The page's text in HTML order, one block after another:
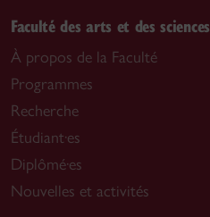
Faculté des arts et des sciences
À propos de la Faculté
Programmes
Recherche
Étudiant·es
Diplômé·es
Nouvelles et activités